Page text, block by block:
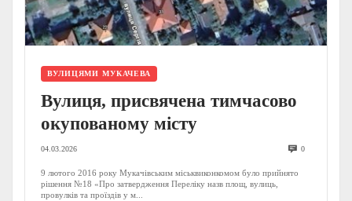
ВУЛИЦЯМИ МУКАЧЕВА
Вулиця, присвячена тимчасово
окупованому місту
04.03.2026 0
9 лютого 2016 року Мукачівським міськвиконкомом було прийнято
рішення №18 «Про затвердження Переліку назв площ, вулиць,
провулків та проїздів у м...